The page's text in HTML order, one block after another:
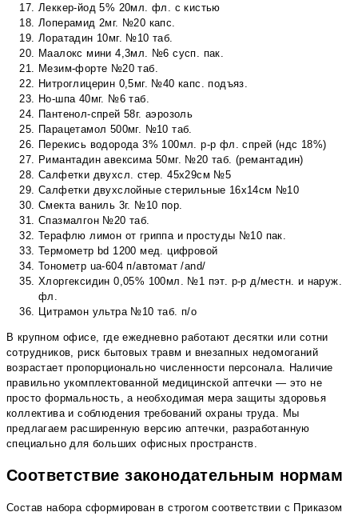
Леккер-йод 5% 20мл. фл. с кистью
Лоперамид 2мг. №20 капс.
Лоратадин 10мг. №10 таб.
Маалокс мини 4,3мл. №6 сусп. пак.
Мезим-форте №20 таб.
Нитроглицерин 0,5мг. №40 капс. подъяз.
Но-шпа 40мг. №6 таб.
Пантенол-спрей 58г. аэрозоль
Парацетамол 500мг. №10 таб.
Перекись водорода 3% 100мл. р-р фл. спрей (ндс 18%)
Римантадин авексима 50мг. №20 таб. (ремантадин)
Салфетки двухсл. стер. 45х29см №5
Салфетки двухслойные стерильные 16х14см №10
Смекта ваниль 3г. №10 пор.
Спазмалгон №20 таб.
Терафлю лимон от гриппа и простуды №10 пак.
Термометр bd 1200 мед. цифровой
Тонометр ua-604 п/автомат /and/
Хлоргексидин 0,05% 100мл. №1 пэт. р-р д/местн. и наруж.
фл.
Цитрамон ультра №10 таб. п/о
В крупном офисе, где ежедневно работают десятки или сотни
сотрудников, риск бытовых травм и внезапных недомоганий
возрастает пропорционально численности персонала. Наличие
правильно укомплектованной медицинской аптечки — это не
просто формальность, а необходимая мера защиты здоровья
коллектива и соблюдения требований охраны труда. Мы
предлагаем расширенную версию аптечки, разработанную
специально для больших офисных пространств.
Соответствие законодательным нормам
Состав набора сформирован в строгом соответствии с Приказом